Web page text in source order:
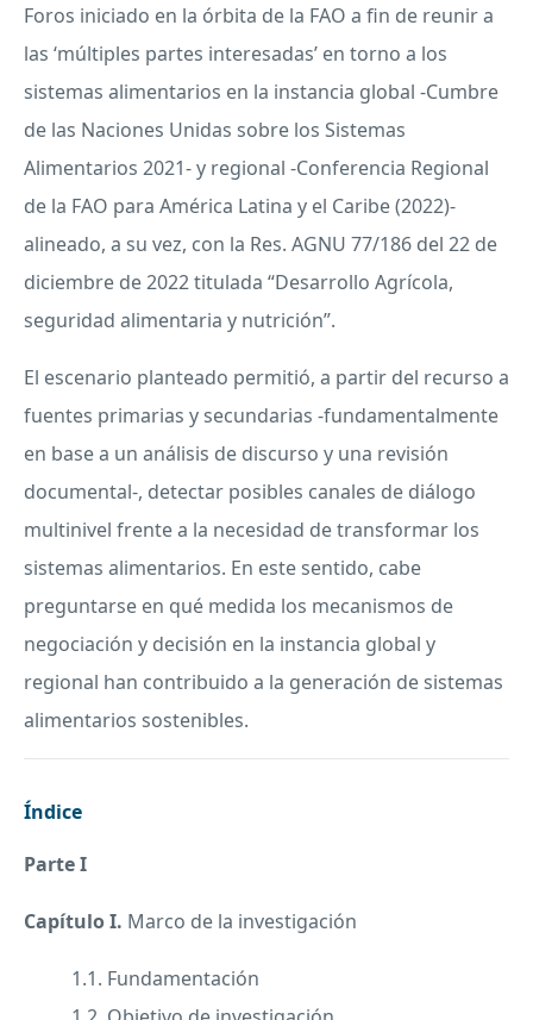
Foros iniciado en la órbita de la FAO a fin de reunir a
las ‘múltiples partes interesadas’ en torno a los
sistemas alimentarios en la instancia global -Cumbre
de las Naciones Unidas sobre los Sistemas
Alimentarios 2021- y regional -Conferencia Regional
de la FAO para América Latina y el Caribe (2022)-
alineado, a su vez, con la Res. AGNU 77/186 del 22 de
diciembre de 2022 titulada “Desarrollo Agrícola,
seguridad alimentaria y nutrición”.
El escenario planteado permitió, a partir del recurso a
fuentes primarias y secundarias -fundamentalmente
en base a un análisis de discurso y una revisión
documental-, detectar posibles canales de diálogo
multinivel frente a la necesidad de transformar los
sistemas alimentarios. En este sentido, cabe
preguntarse en qué medida los mecanismos de
negociación y decisión en la instancia global y
regional han contribuido a la generación de sistemas
alimentarios sostenibles.
Índice
Parte I
Capítulo I. Marco de la investigación
1.1. Fundamentación